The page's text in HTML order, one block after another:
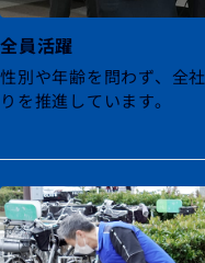
全員活躍
性別や年齢を問わず、全
りを推進しています。